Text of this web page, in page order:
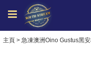
主頁 > 急凍澳洲Oino Gustus黑